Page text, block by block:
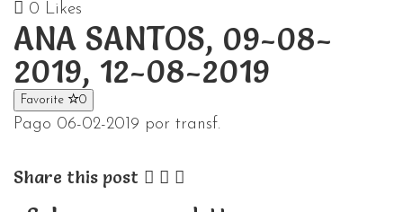
0 Likes
ANA SANTOS, 09-08-
2019, 12-08-2019
Favorite 0
Pago 06-02-2019 por transf.
Share this post